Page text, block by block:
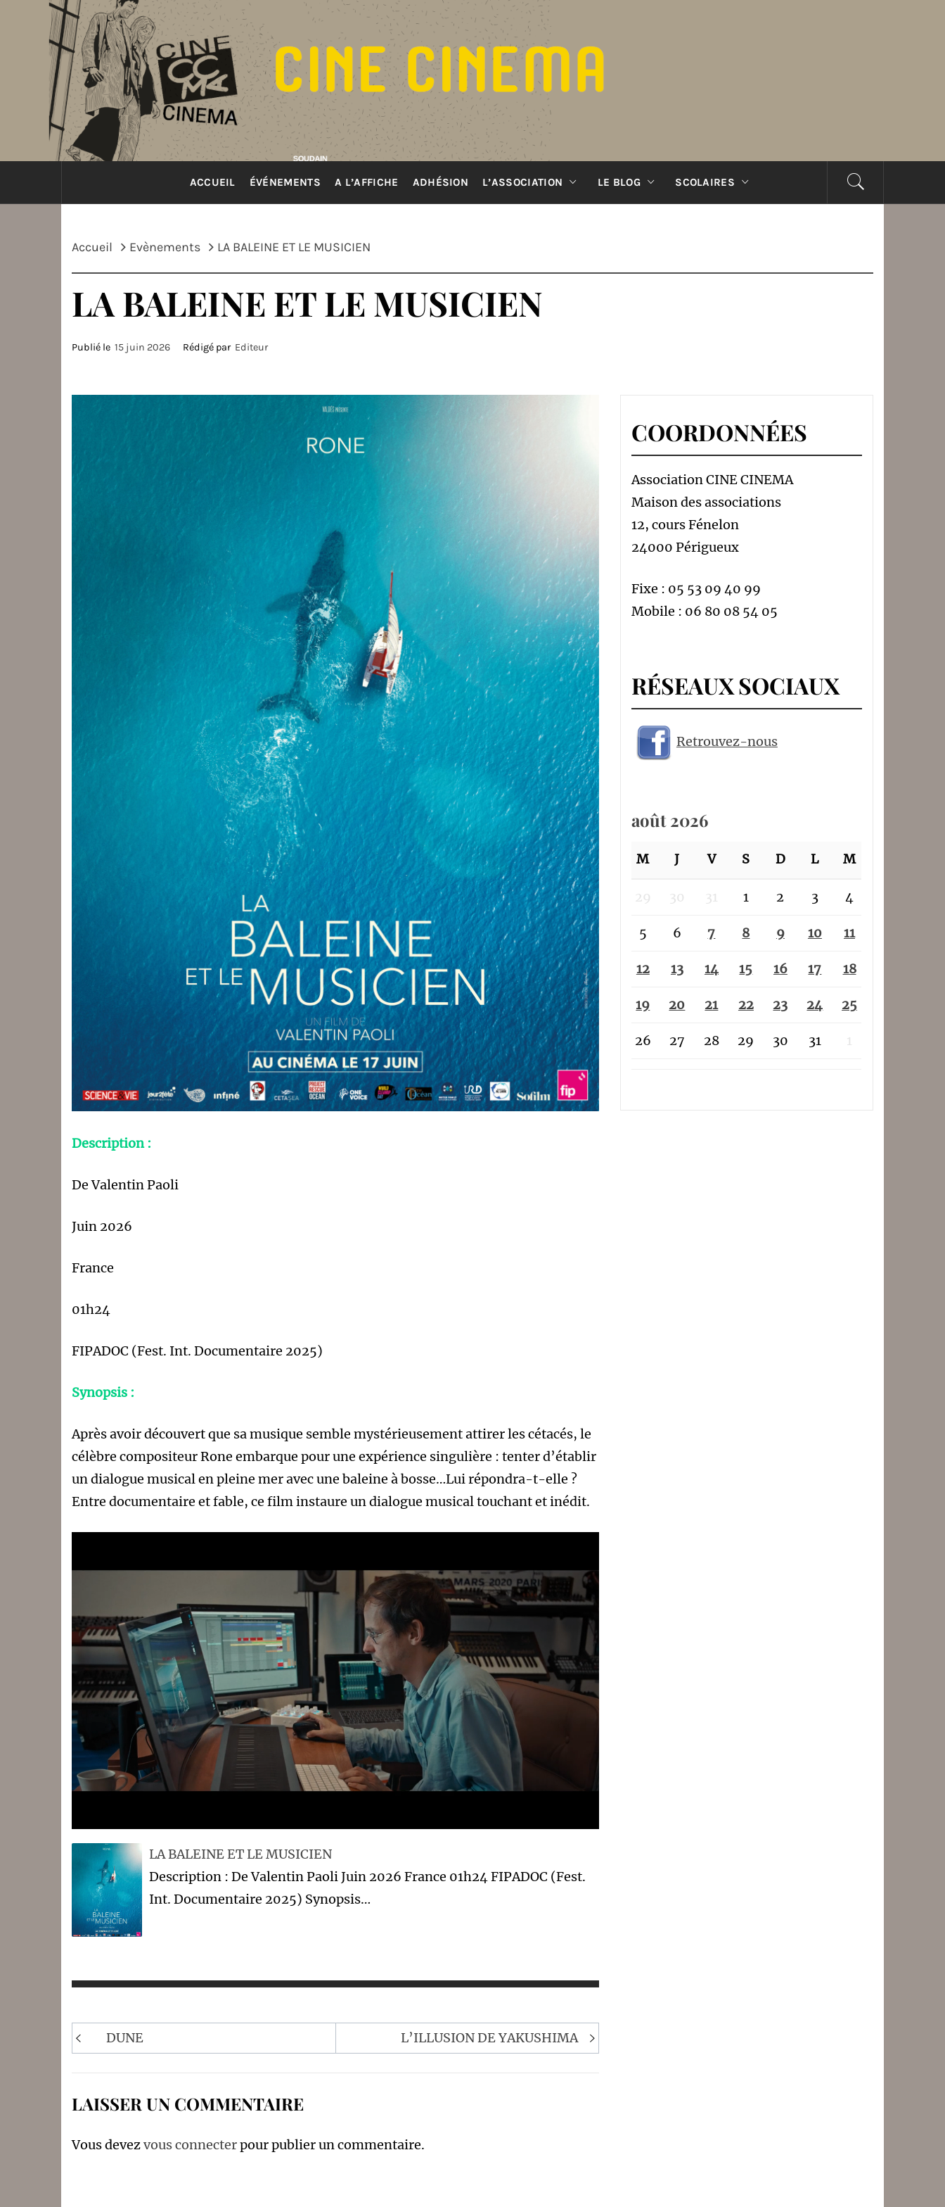
ACCUEIL ÉVÉNEMENTS A L’AFFICHE ADHÉSION L’ASSOCIATION LE BLOG SCOLAIRES
Accueil Evènements LA BALEINE ET LE MUSICIEN
LA BALEINE ET LE MUSICIEN
Publié le 15 juin 2026 Rédigé par Editeur
Description :
De Valentin Paoli
Juin 2026
France
01h24
FIPADOC (Fest. Int. Documentaire 2025)
Synopsis :
Après avoir découvert que sa musique semble mystérieusement attirer les cétacés, le
célèbre compositeur Rone embarque pour une expérience singulière : tenter d’établir
un dialogue musical en pleine mer avec une baleine à bosse…Lui répondra-t-elle ?
Entre documentaire et fable, ce film instaure un dialogue musical touchant et inédit.
LA BALEINE ET LE MUSICIEN
Description : De Valentin Paoli Juin 2026 France 01h24 FIPADOC (Fest.
Int. Documentaire 2025) Synopsis…
Navigation
de
DUNE L’ILLUSION DE YAKUSHIMA
LAISSER UN COMMENTAIRE
Vous devezvous connecterpour publier un commentaire.
COORDONNÉES
Association CINE CINEMA
Maison des associations
12, cours Fénelon
24000 Périgueux
Fixe : 05 53 09 40 99
Mobile : 06 80 08 54 05
RÉSEAUX SOCIAUX
Retrouvez-nous
août 2026
M J V S D L M
29 30 31 1 2 3 4
5 6 7 8 9 10 11
12 13 14 15 16 17 18
19 20 21 22 23 24 25
26 27 28 29 30 31 1